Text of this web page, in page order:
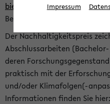
bielefeld.de/frontend-
Bewerbungsfrist endet am
Der Nachhaltigkeitspreis
Abschlussarbeiten
deren
praktisch mit der
und/oder Klimafolgen(-
Informationen finden Sie hier:
Impressum